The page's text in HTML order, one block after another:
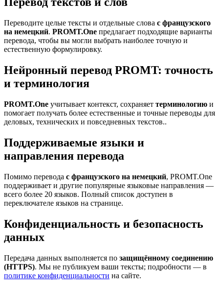
Переводите целые тексты и отдельные слова с французского
на немецкий. PROMT.One предлагает подходящие варианты
перевода, чтобы вы могли выбрать наиболее точную и
естественную формулировку.
Нейронный перевод PROMT: точность
и терминология
PROMT.One учитывает контекст, сохраняет терминологию и
помогает получать более естественные и точные переводы для
деловых, технических и повседневных текстов..
Поддерживаемые языки и
направления перевода
Помимо перевода с французского на немецкий, PROMT.One
поддерживает и другие популярные языковые направления —
всего более 20 языков. Полный список доступен в
переключателе языков на странице.
Конфиденциальность и безопасность
данных
Передача данных выполняется по защищённому соединению
(HTTPS). Мы не публикуем ваши тексты; подробности — в
политике конфиденциальности на сайте.